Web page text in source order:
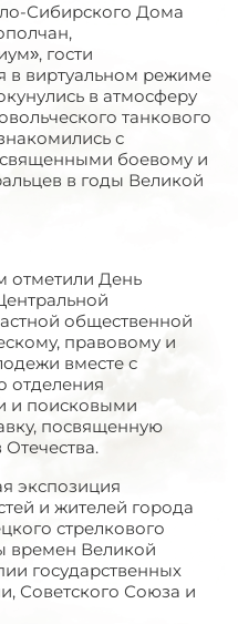
Сибирского Дома
гости
в виртуальном режиме
в атмосферу
танкового
с
боевому и
в годы Великой
отметили День
общественной
правовому и
вместе с
отделения
и поисковыми
посвященную
экспозиция
и жителей города
стрелкового
времен Великой
государственных
Советского Союза и